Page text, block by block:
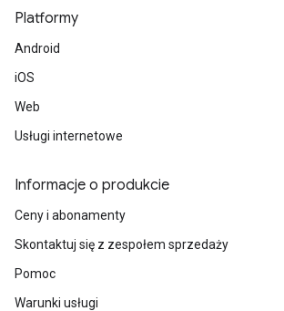
Platformy
Android
iOS
Web
Usługi internetowe
Informacje o produkcie
Ceny i abonamenty
Skontaktuj się z zespołem sprzedaży
Pomoc
Warunki usługi